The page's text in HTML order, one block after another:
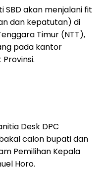
akan menjalani fit
dan kepatutan) di
Timur (NTT),
pada kantor
Desk DPC
calon bupati dan
Pemilihan Kepala
Horo.